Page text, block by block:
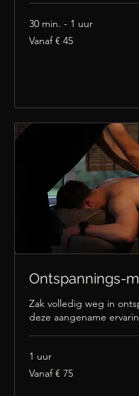
30 min. - 1 uur
Vanaf
45
Vanaf € 45
Ontspannings-
Zak volledig weg in
deze aangename
1 uur
Vanaf
75
Vanaf € 75